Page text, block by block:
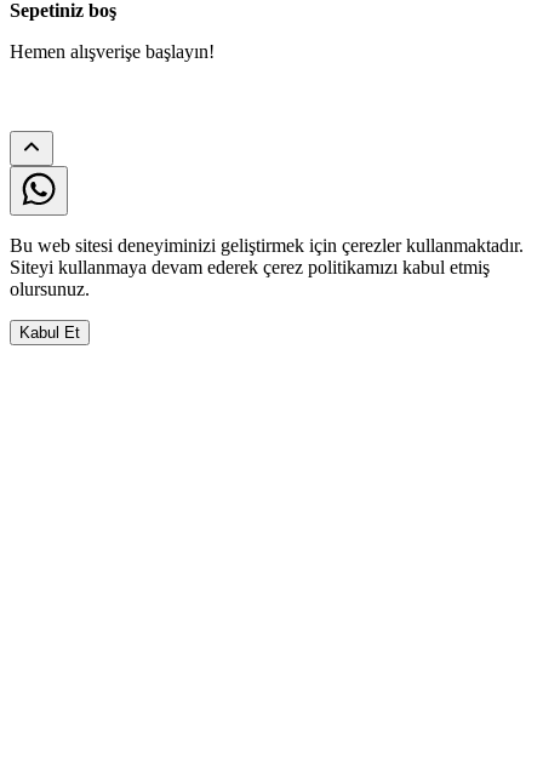
Sepetiniz boş
Hemen alışverişe başlayın!
Bu web sitesi deneyiminizi geliştirmek için çerezler kullanmaktadır.
Siteyi kullanmaya devam ederek çerez politikamızı kabul etmiş
olursunuz.
Kabul Et